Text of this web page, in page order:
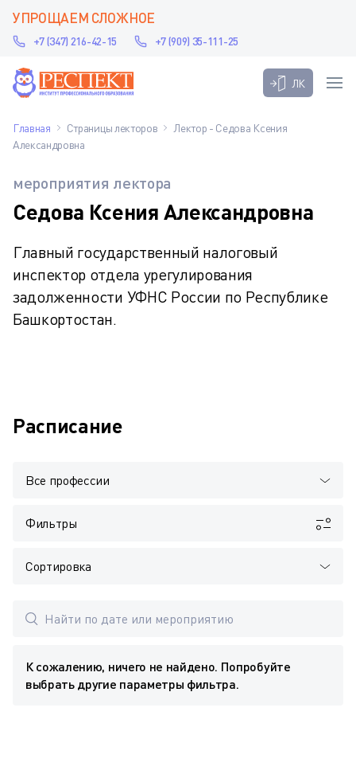
УПРОЩАЕМ СЛОЖНОЕ
+7 (347) 216-42-15 +7 (909) 35-111-25
ЛК
Главная Страницы лекторов
Лектор - Седова Ксения
Александровна
мероприятия лектора
Седова Ксения Александровна
Главный государственный налоговый
инспектор отдела урегулирования
задолженности УФНС России по Республике
Башкортостан.
Расписание
Все профессии
Фильтры
Сортировка
К сожалению, ничего не найдено. Попробуйте
выбрать другие параметры фильтра.